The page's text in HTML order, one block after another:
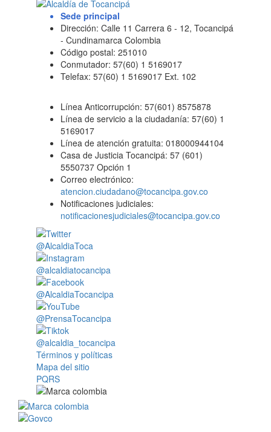
Sede principal
Dirección: Calle 11 Carrera 6 - 12, Tocancipá
- Cundinamarca Colombia
Código postal: 251010
Conmutador: 57(60) 1 5169017
Telefax: 57(60) 1 5169017 Ext. 102
Línea Anticorrupción: 57(601) 8575878
Línea de servicio a la ciudadanía: 57(60) 1
5169017
Línea de atención gratuita: 018000944104
Casa de Justicia Tocancipá: 57 (601)
5550737 Opción 1
Correo electrónico:
atencion.ciudadano@tocancipa.gov.co
Notificaciones judiciales:
notificacionesjudiciales@tocancipa.gov.co
@AlcaldiaToca
@alcaldiatocancipa
@AlcaldiaTocancipa
@PrensaTocancipa
@alcaldia_tocancipa
Términos y políticas
Mapa del sitio
PQRS